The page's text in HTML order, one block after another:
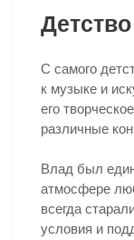
С самого
к музыке и
его
различные
Влад был
атмосфере
всегда
условия и